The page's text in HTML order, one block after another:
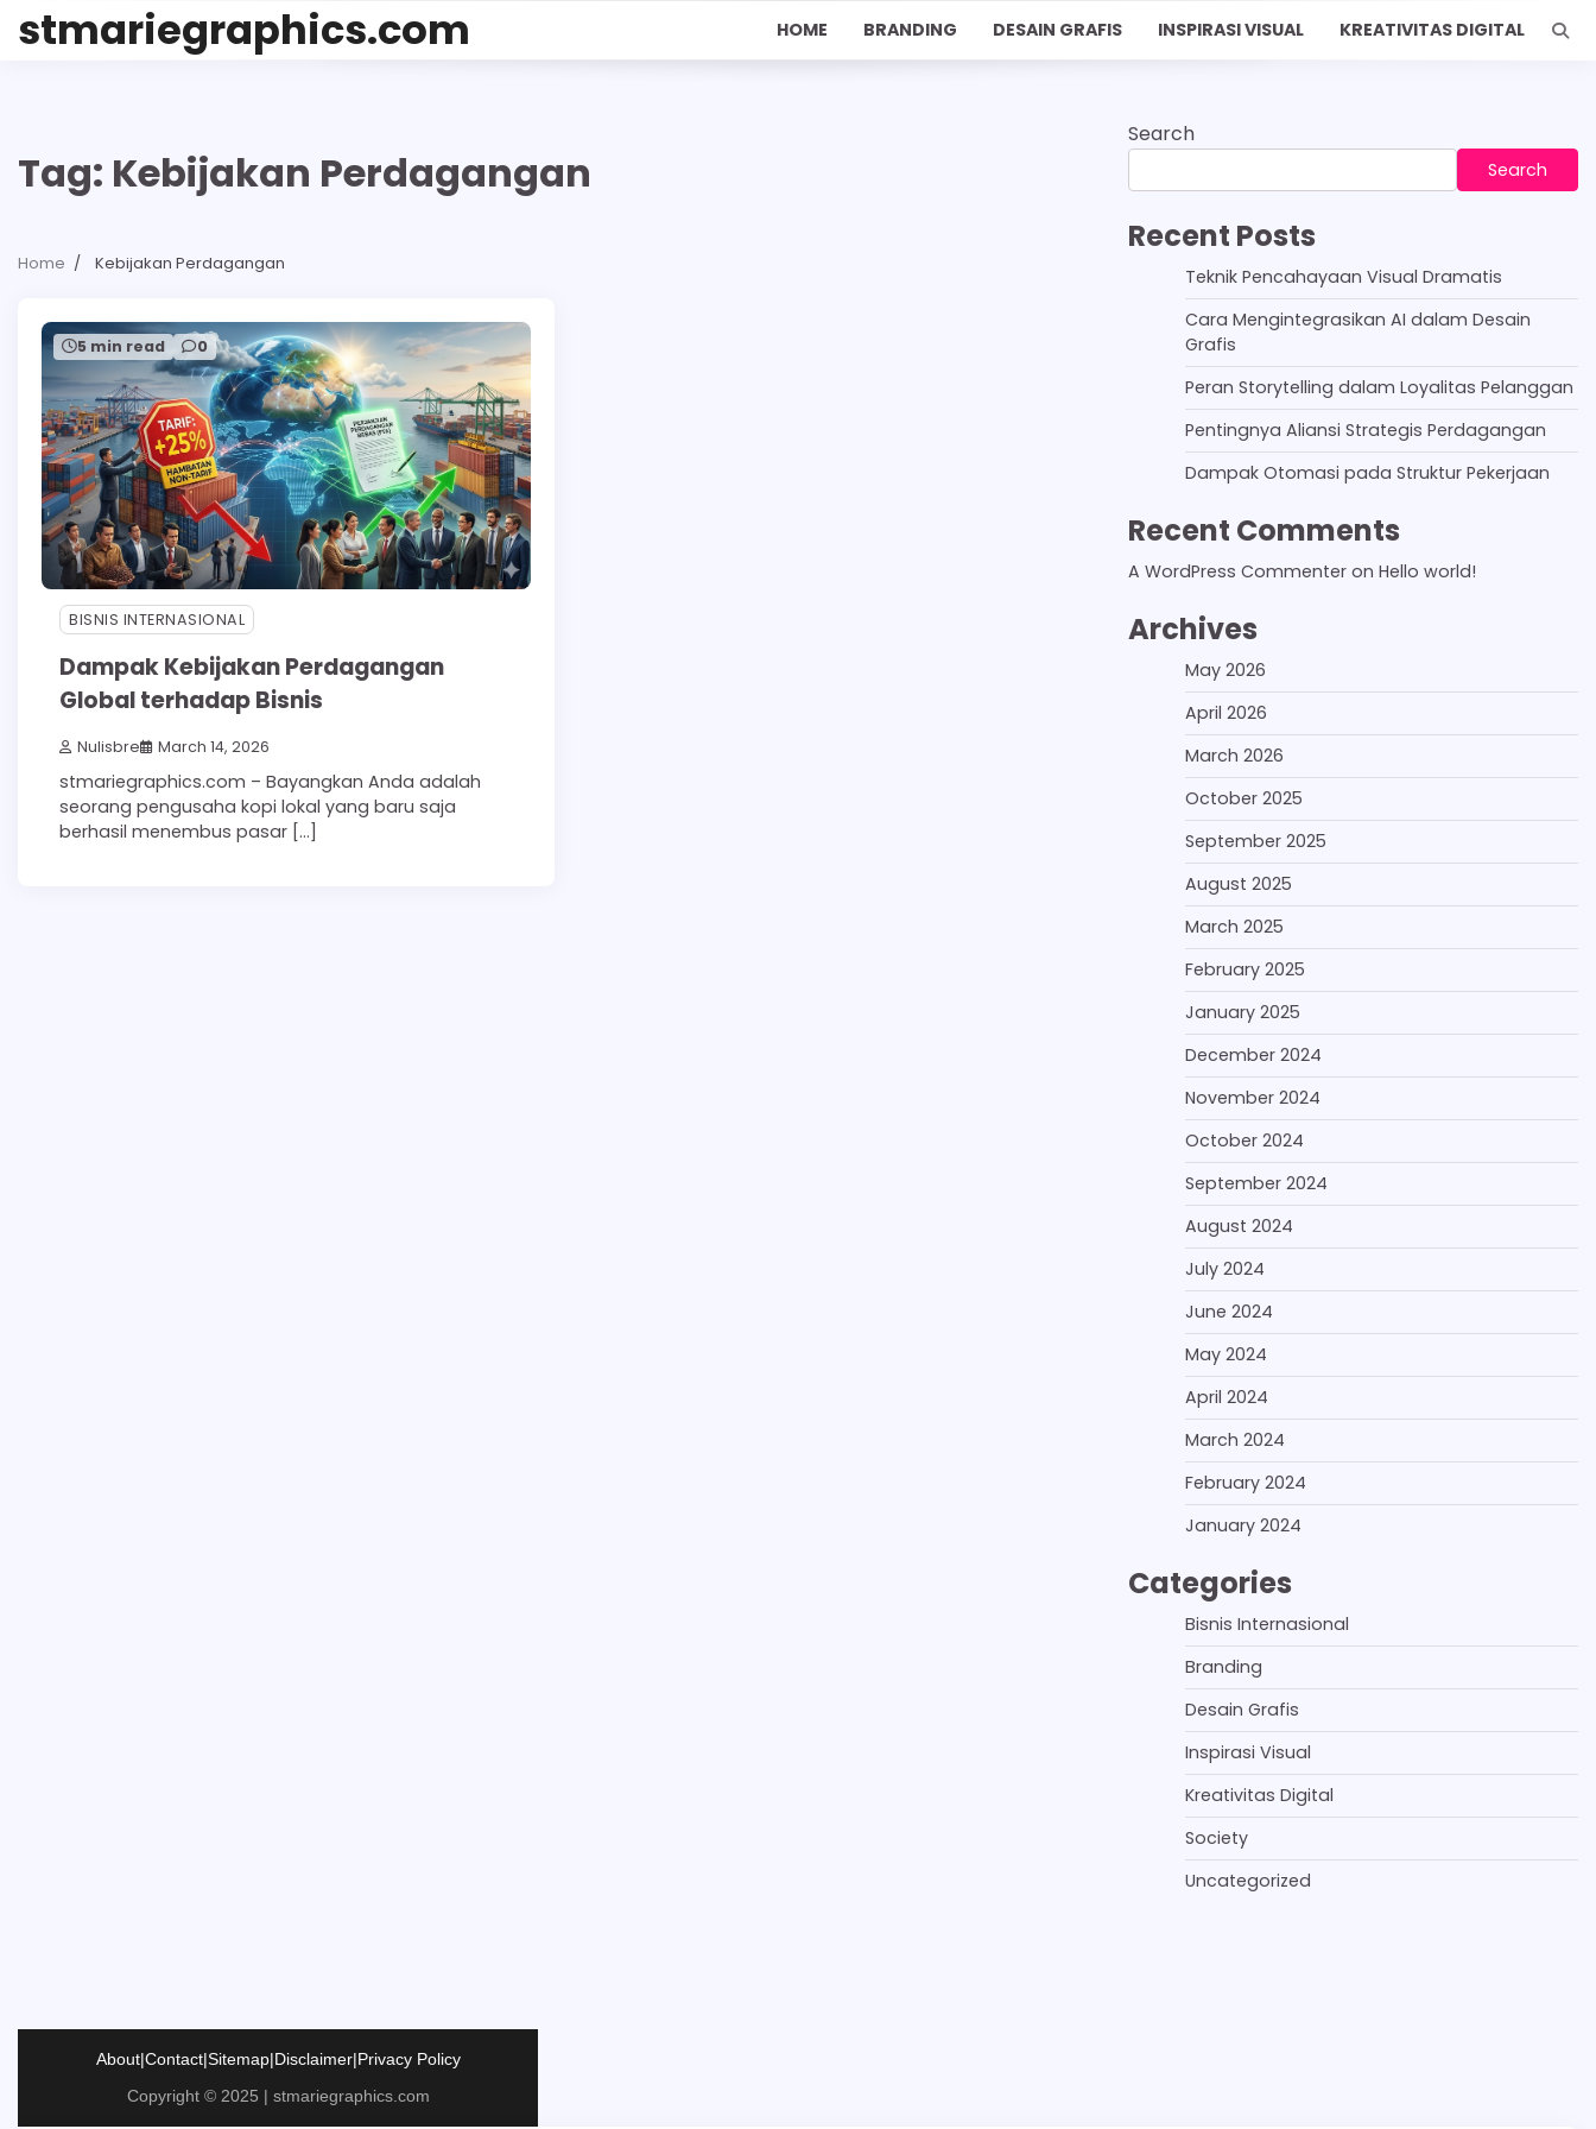
stmariegraphics.com HOME BRANDING DESAIN GRAFIS INSPIRASI VISUAL KREATIVITAS DIGITAL
Tag: Kebijakan Perdagangan
Home Kebijakan Perdagangan
5 min read 0
BISNIS INTERNASIONAL
Dampak Kebijakan Perdagangan
Global terhadap Bisnis
Nulisbre March 14, 2026
stmariegraphics.com – Bayangkan Anda adalah
seorang pengusaha kopi lokal yang baru saja
berhasil menembus pasar […]
Search
Search
Recent Posts
Teknik Pencahayaan Visual Dramatis
Cara Mengintegrasikan AI dalam Desain
Grafis
Peran Storytelling dalam Loyalitas Pelanggan
Pentingnya Aliansi Strategis Perdagangan
Dampak Otomasi pada Struktur Pekerjaan
Recent Comments
A WordPress Commenteron Hello world!
Archives
May 2026
April 2026
March 2026
October 2025
September 2025
August 2025
March 2025
February 2025
January 2025
December 2024
November 2024
October 2024
September 2024
August 2024
July 2024
June 2024
May 2024
April 2024
March 2024
February 2024
January 2024
Categories
Bisnis Internasional
Branding
Desain Grafis
Inspirasi Visual
Kreativitas Digital
Society
Uncategorized
About|Contact|Sitemap|Disclaimer|Privacy Policy
Copyright © 2025 | stmariegraphics.com